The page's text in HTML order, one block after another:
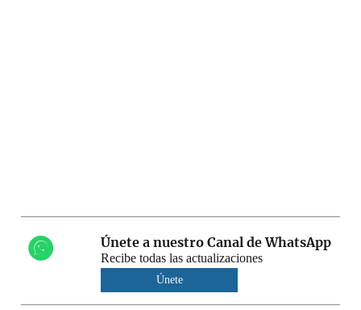
Únete a nuestro Canal de WhatsApp
Recibe todas las actualizaciones
Únete